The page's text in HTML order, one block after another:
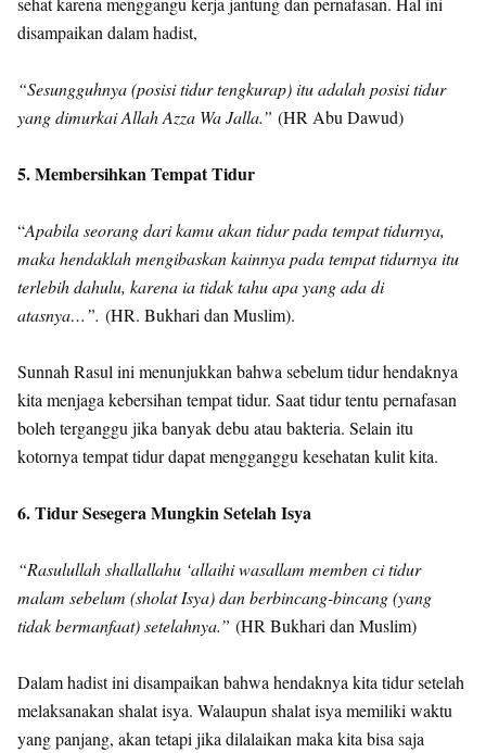
disampaikan dalam hadist,
“Sesungguhnya (posisi tidur tengkurap) itu adalah posisi tidur
yang dimurkai Allah Azza Wa Jalla.” (HR Abu Dawud)
5. Membersihkan Tempat Tidur
“Apabila seorang dari kamu akan tidur pada tempat tidurnya,
maka hendaklah mengibaskan kainnya pada tempat tidurnya itu
terlebih dahulu, karena ia tidak tahu apa yang ada di
atasnya…”. (HR. Bukhari dan Muslim).
Sunnah Rasul ini menunjukkan bahwa sebelum tidur hendaknya
kita menjaga kebersihan tempat tidur. Saat tidur tentu pernafasan
boleh terganggu jika banyak debu atau bakteria. Selain itu
kotornya tempat tidur dapat mengganggu kesehatan kulit kita.
6. Tidur Sesegera Mungkin Setelah Isya
“Rasulullah shallallahu ‘allaihi wasallam memben ci tidur
malam sebelum (sholat Isya) dan berbincang-bincang (yang
tidak bermanfaat) setelahnya.” (HR Bukhari dan Muslim)
Dalam hadist ini disampaikan bahwa hendaknya kita tidur setelah
melaksanakan shalat isya. Walaupun shalat isya memiliki waktu
yang panjang, akan tetapi jika dilalaikan maka kita bisa saja